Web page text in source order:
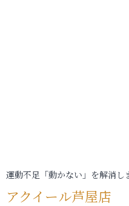
運動不足「動かない」を解消し
アクイール芦屋店